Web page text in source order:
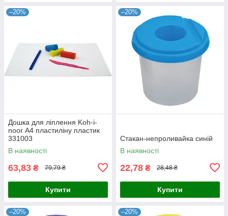
–20%
Дошка для ліплення Koh-i-
noor А4 пластиліну пластик
331003
В наявності
63,83 ₴ 79,79 ₴
Купити
–20%
Стакан-непроливайка синій
В наявності
22,78 ₴ 28,48 ₴
Купити
–20% –20%